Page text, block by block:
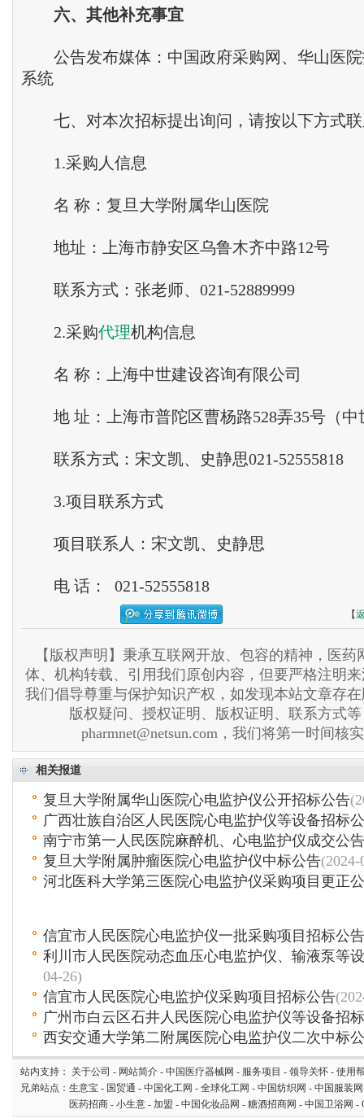
六、 其他补充事宜
公告发布媒体：中国政府采购网、华山医院
系统
七、对本次招标提出询问，请按以下方式联
1.采购人信息
名 称：复旦大学附属华山医院
地址：上海市静安区乌鲁木齐中路12号
联系方式：张老师、021-52889999
2.采购代理机构信息
名 称：上海中世建设咨询有限公司
地 址：上海市普陀区曹杨路528弄35号（中
联系方式：宋文凯、史静思021-52555818
3.项目联系方式
项目联系人：宋文凯、史静思
电 话： 021-52555818
【
【版权声明】秉承互联网开放、包容的精神，医药
体、机构转载、引用我们原创内容，但要严格注明
我们倡导尊重与保护知识产权，如发现本站文章存
版权疑问、授权证明、版权证明、联系方式
pharmnet@netsun.com，我们将第一时间核
相关报道
复旦大学附属华山医院心电监护仪公开招标公告
广西壮族自治区人民医院心电监护仪等设备招标
南宁市第一人民医院麻醉机、心电监护仪成交公告
复旦大学附属肿瘤医院心电监护仪中标公告(2024-
河北医科大学第三医院心电监护仪采购项目更正
信宜市人民医院心电监护仪一批采购项目招标公告
利川市人民医院动态血压心电监护仪、输液泵等
04-26)
信宜市人民医院心电监护仪采购项目招标公告
广州市白云区石井人民医院心电监护仪等设备招
西安交通大学第二附属医院心电监护仪二次中标
站内支持： 关于公司 - 网站简介 - 中国医疗器械网 - 服务项目 - 领导关怀 - 使用
兄弟站点： 生意宝 - 国贸通 - 中国化工网 - 全球化工网 - 中国纺织网 - 中国服装网
医药招商 - 小生意 - 加盟 - 中国化妆品网 - 糖酒招商网 - 中国卫浴网 -